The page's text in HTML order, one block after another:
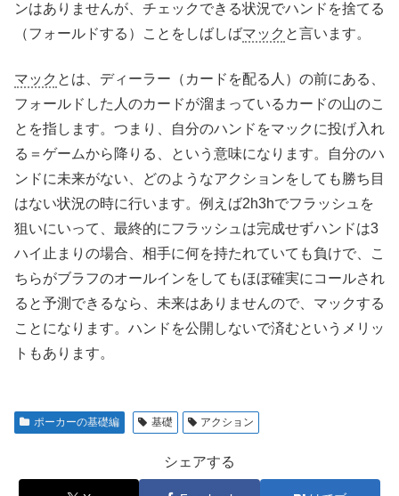
ンはありませんが、チェックできる状況でハンドを捨てる
（フォールドする）ことをしばしばマック と言います。
マック とは、ディーラー（カードを配る人）の前にある、
フォールドした人のカードが溜まっているカードの山のこ
とを指します。つまり、自分のハンドをマックに投げ入れ
る＝ゲームから降りる、という意味になります。自分のハ
ンドに未来がない、どのようなアクションをしても勝ち目
はない状況の時に行います。例えば2h3hでフラッシュを
狙いにいって、最終的にフラッシュは完成せずハンドは3
ハイ止まりの場合、相手に何を持たれていても負けで、こ
ちらがブラフのオールインをしてもほぼ確実にコールされ
ると予測できるなら、未来はありませんので、マックする
ことになります。ハンドを公開しないで済むというメリッ
トもあります。
ポーカーの基礎編 基礎 アクション
シェアする